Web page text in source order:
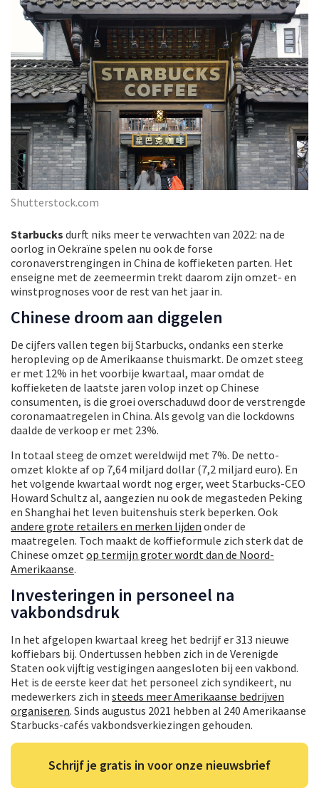
Shutterstock.com
Starbucks durft niks meer te verwachten van 2022: na de
oorlog in Oekraïne spelen nu ook de forse
coronaverstrengingen in China de koffieketen parten. Het
enseigne met de zeemeermin trekt daarom zijn omzet- en
winstprognoses voor de rest van het jaar in.
Chinese droom aan diggelen
De cijfers vallen tegen bij Starbucks, ondanks een sterke
heropleving op de Amerikaanse thuismarkt. De omzet steeg
er met 12% in het voorbije kwartaal, maar omdat de
koffieketen de laatste jaren volop inzet op Chinese
consumenten, is die groei overschaduwd door de verstrengde
coronamaatregelen in China. Als gevolg van die lockdowns
daalde de verkoop er met 23%.
In totaal steeg de omzet wereldwijd met 7%. De netto-
omzet klokte af op 7,64 miljard dollar (7,2 miljard euro). En
het volgende kwartaal wordt nog erger, weet Starbucks-CEO
Howard Schultz al, aangezien nu ook de megasteden Peking
en Shanghai het leven buitenshuis sterk beperken. Ook
andere grote retailers en merken lijden onder de
maatregelen. Toch maakt de koffieformule zich sterk dat de
Chinese omzet op termijn groter wordt dan de Noord-
Amerikaanse.
Investeringen in personeel na
vakbondsdruk
In het afgelopen kwartaal kreeg het bedrijf er 313 nieuwe
koffiebars bij. Ondertussen hebben zich in de Verenigde
Staten ook vijftig vestigingen aangesloten bij een vakbond.
Het is de eerste keer dat het personeel zich syndikeert, nu
medewerkers zich in steeds meer Amerikaanse bedrijven
organiseren. Sinds augustus 2021 hebben al 240 Amerikaanse
Starbucks-cafés vakbondsverkiezingen gehouden.
Schrijf je gratis in voor onze nieuwsbrief